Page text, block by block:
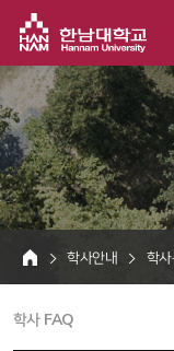
HOME
학사안내 학
학사 FAQ